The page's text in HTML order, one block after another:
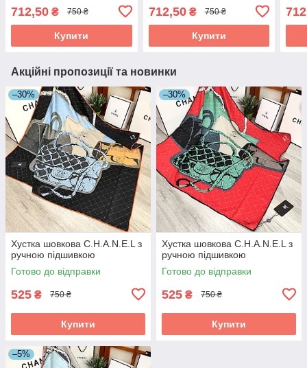
712,50 ₴ 750 ₴
Купити
712,50₴ 750 ₴
Купити
Акційні пропозиції та новинки
–30%
Хустка шовкова C.H.A.N.E.L з
ручною підшивкою
Готово до відправки
525 ₴ 750 ₴
Купити
–30%
Хустка шовкова C.H.A.N.E.L з
ручною підшивкою
Готово до відправки
525 ₴ 750 ₴
Купити
–5%